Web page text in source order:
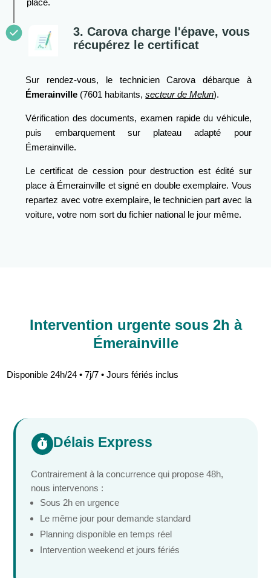
place.
3. Carova charge l'épave, vous
récupérez le certificat
Sur rendez-vous, le technicien Carova débarque à
Émerainville (7601 habitants,secteur de Melun).
Vérification des documents, examen rapide du véhicule,
puis embarquement sur plateau adapté pour
Émerainville.
Le certificat de cession pour destruction est édité sur
place à Émerainville et signé en double exemplaire. Vous
repartez avec votre exemplaire, le technicien part avec la
voiture, votre nom sort du fichier national le jour même.
Intervention urgente sous 2h à
Émerainville
Disponible 24h/24 • 7j/7 • Jours fériés inclus
 Délais Express
Contrairement à la concurrence qui propose 48h,
nous intervenons :
Sous 2h en urgence
Le même jour pour demande standard
Planning disponible en temps réel
Intervention weekend et jours fériés